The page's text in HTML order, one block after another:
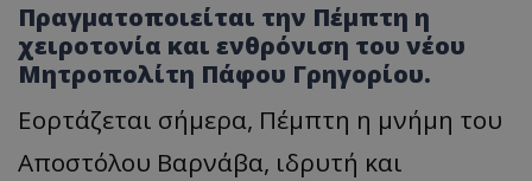
Πραγματοποιείται την Πέμπτη η
χειροτονία και ενθρόνιση του νέου
Μητροπολίτη Πάφου Γρηγορίου.
Εορτάζεται σήμερα, Πέμπτη η μνήμη του
Αποστόλου Βαρνάβα, ιδρυτή και